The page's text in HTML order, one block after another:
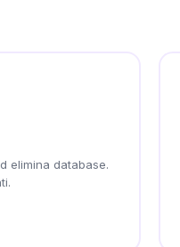
elimina database.